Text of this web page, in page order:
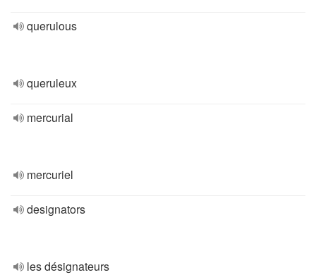
querulous
queruleux
mercurial
mercuriel
designators
les désignateurs